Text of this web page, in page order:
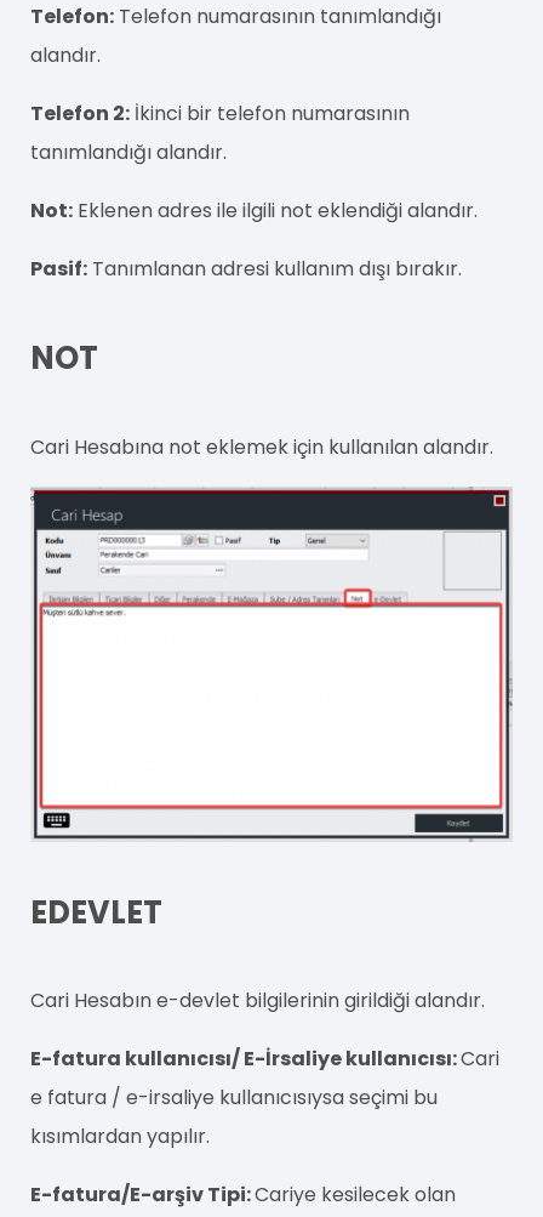
Telefon: Telefon numarasının tanımlandığı
alandır.
Telefon 2: İkinci bir telefon numarasının
tanımlandığı alandır.
Not: Eklenen adres ile ilgili not eklendiği alandır.
Pasif: Tanımlanan adresi kullanım dışı bırakır.
NOT
Cari Hesabına not eklemek için kullanılan alandır.
EDEVLET
Cari Hesabın e-devlet bilgilerinin girildiği alandır.
E-fatura kullanıcısı/ E-İrsaliye kullanıcısı:Cari
e fatura / e-irsaliye kullanıcısıysa seçimi bu
kısımlardan yapılır.
E-fatura/E-arşiv Tipi:Cariye kesilecek olan